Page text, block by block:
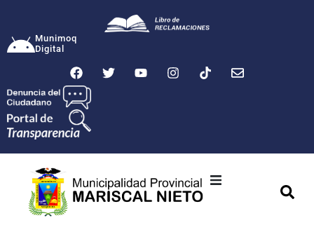
Munimoq
Digital